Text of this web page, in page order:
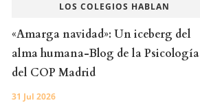
LOS COLEGIOS HABLAN
«Amarga navidad»: Un iceberg del
alma humana-Blog de la Psicología
del COP Madrid
31 Jul 2026